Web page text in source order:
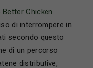
Better Chicken
di interrompere in
secondo questo
di un percorso
distributive,